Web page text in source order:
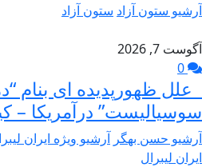
آرشیو ستون آزاد ستون آزاد
آگوست 7, 2026
علل ظهورپدیده ای بنام
سوسیالیست” درآمریکا –
آرشیو حسن بهگر آرشیو ویژه ایران
ایران لیبرال